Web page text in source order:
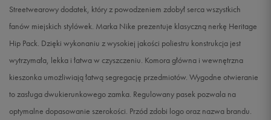
Streetwearowy dodatek, który z powodzeniem zdobył serca wszystkich
fanów miejskich stylówek. Marka Nike prezentuje klasyczną nerkę Heritage
Hip Pack. Dzięki wykonaniu z wysokiej jakości poliestru konstrukcja jest
wytrzymała, lekka i łatwa w czyszczeniu. Komora główna i wewnętrzna
kieszonka umożliwiają łatwą segregację przedmiotów. Wygodne otwieranie
to zasługa dwukierunkowego zamka. Regulowany pasek pozwala na
optymalne dopasowanie szerokości. Przód zdobi logo oraz nazwa brandu.